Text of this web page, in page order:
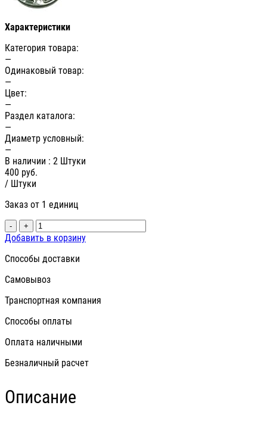
Сравнить
Характеристики
Категория товара:
—
Одинаковый товар:
—
Цвет:
—
Раздел каталога:
—
Диаметр условный:
—
В наличии : 2 Штуки
400 руб.
/ Штуки
Заказ от 1 единиц
- +
Добавить в корзину
Способы доставки
Самовывоз
Транспортная компания
Способы оплаты
Оплата наличными
Безналичный расчет
Описание